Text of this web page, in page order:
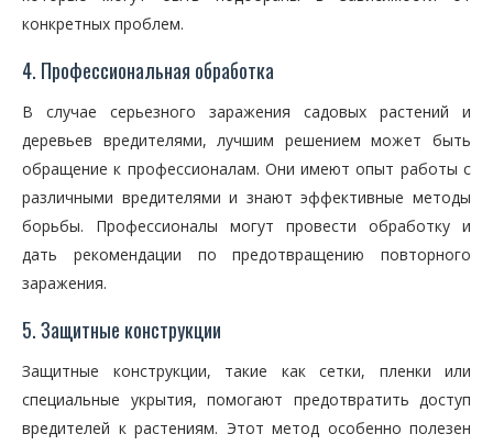
конкретных проблем.
4. Профессиональная обработка
В случае серьезного заражения садовых растений и
деревьев вредителями, лучшим решением может быть
обращение к профессионалам. Они имеют опыт работы с
различными вредителями и знают эффективные методы
борьбы. Профессионалы могут провести обработку и
дать рекомендации по предотвращению повторного
заражения.
5. Защитные конструкции
Защитные конструкции, такие как сетки, пленки или
специальные укрытия, помогают предотвратить доступ
вредителей к растениям. Этот метод особенно полезен